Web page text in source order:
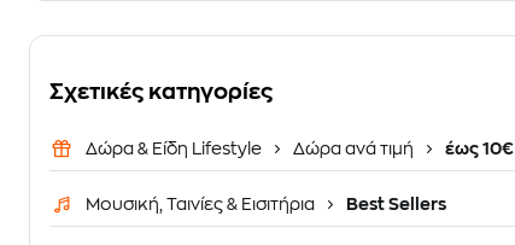
Σχετικές κατηγορίες
Δώρα & Είδη Lifestyle Δώρα ανά τιμή έως 10€
Μουσική, Ταινίες & Εισιτήρια Best Sellers